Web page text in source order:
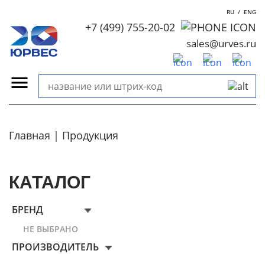
RU / ENG
+7 (499) 755-20-02
sales@urves.ru
Главная Продукция
КАТАЛОГ
БРЕНД
НЕ ВЫБРАНО
ПРОИЗВОДИТЕЛЬ